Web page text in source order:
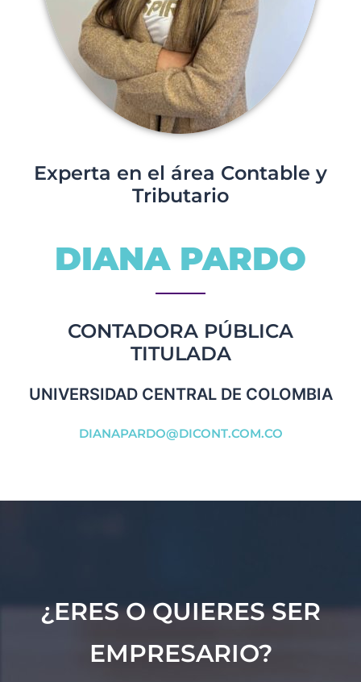
Experta en el área Contable y
Tributario
DIANA PARDO
CONTADORA PÚBLICA
TITULADA
UNIVERSIDAD CENTRAL DE COLOMBIA
DIANAPARDO@DICONT.COM.CO
¿ERES O QUIERES SER
EMPRESARIO?